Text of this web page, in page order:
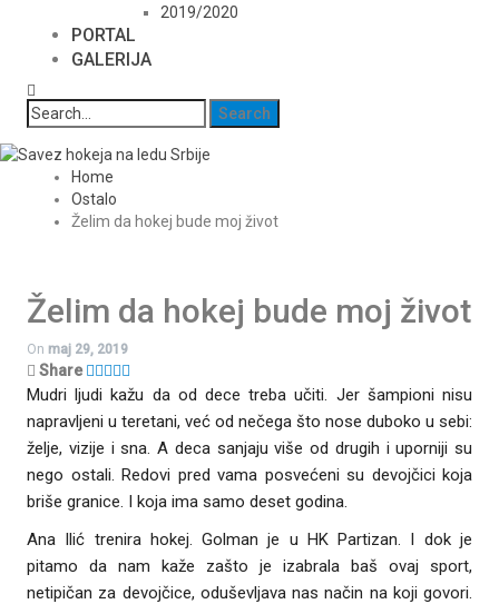
2019/2020
PORTAL
GALERIJA
Home
Ostalo
Želim da hokej bude moj život
Želim da hokej bude moj život
On maj 29, 2019
Share
Mudri ljudi kažu da od dece treba učiti. Jer šampioni nisu
napravljeni u teretani, već od nečega što nose duboko u sebi:
želje, vizije i sna. A deca sanjaju više od drugih i uporniji su
nego ostali. Redovi pred vama posvećeni su devojčici koja
briše granice. I koja ima samo deset godina.
Ana Ilić trenira hokej. Golman je u HK Partizan. I dok je
pitamo da nam kaže zašto je izabrala baš ovaj sport,
netipičan za devojčice, oduševljava nas način na koji govori.